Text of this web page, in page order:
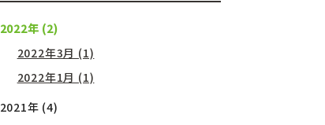
2022年 (2)
2022年3月 (1)
2022年1月 (1)
2021年 (4)